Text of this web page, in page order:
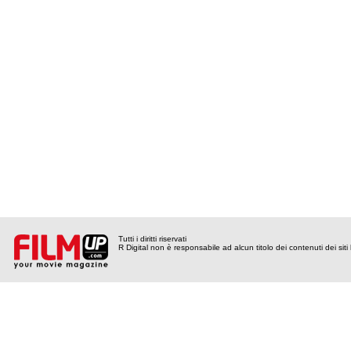
Tutti i diritti riservati
R Digital non è responsabile ad alcun titolo dei contenuti dei siti